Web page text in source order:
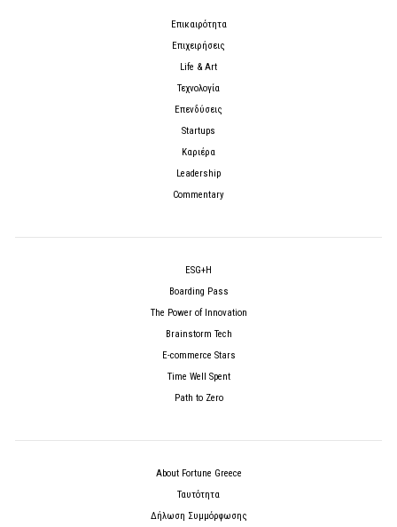
Επικαιρότητα
Επιχειρήσεις
Life & Art
Τεχνολογία
Επενδύσεις
Startups
Καριέρα
Leadership
Commentary
ESG+H
Boarding Pass
The Power of Innovation
Brainstorm Tech
E-commerce Stars
Time Well Spent
Path to Zero
About Fortune Greece
Ταυτότητα
Δήλωση Συμμόρφωσης